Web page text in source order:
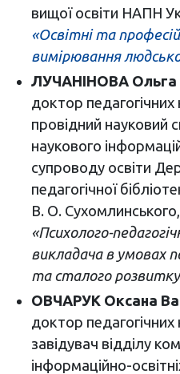
вищої освіти НАПН
«Освітні та
вимірювання
ЛУЧАНІНОВА Ольга
доктор
провідний науковий
наукового
супроводу освіти
педагогічної
В. О.
«Психолого-
викладача в умовах
та сталого розвитку
ОВЧАРУК Оксана
доктор
завідувач відділу
інформаційно-